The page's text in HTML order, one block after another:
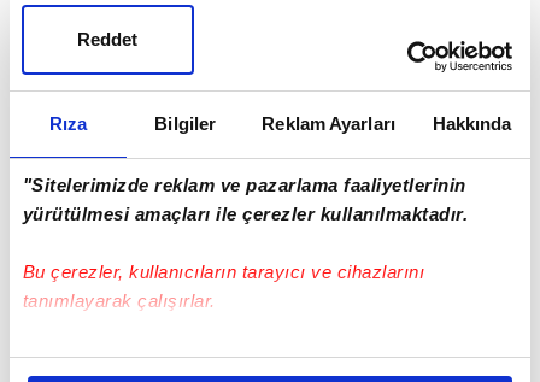
Rıza Bilgiler Reklam Ayarları Hakkında
"Sitelerimizde reklam ve pazarlama faaliyetlerinin
yürütülmesi amaçları ile çerezler kullanılmaktadır.
Bu çerezler, kullanıcıların tarayıcı ve cihazlarını
tanımlayarak çalışırlar.
Bu çerezlere izin vermeniz halinde sizlere özel
Reddet